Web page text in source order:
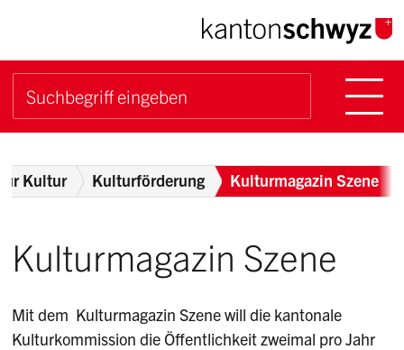
Navigieren im Kanton
Schnellnavigation
Suchbegriff
Breadcrumb
Kultur Kulturförderung Kulturmagazin Szene
Kulturmagazin Szene
Mit dem Kulturmagazin Szene will die kantonale
Kulturkommission die Öffentlichkeit zweimal pro Jahr